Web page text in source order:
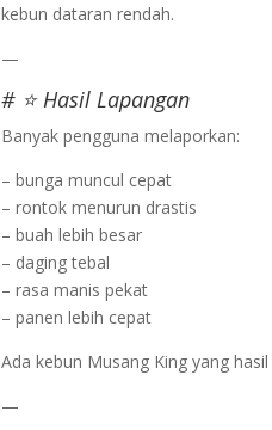
kebun dataran rendah.
—
# ⭐ Hasil Lapangan
Banyak pengguna melaporkan:
– bunga muncul cepat
– rontok menurun drastis
– buah lebih besar
– daging tebal
– rasa manis pekat
– panen lebih cepat
Ada kebun Musang King yang
—